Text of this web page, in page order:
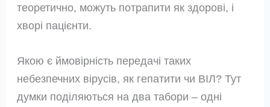
теоретично, можуть потрапити як здорові, і
хворі пацієнти.
Якою є ймовірність передачі таких
небезпечних вірусів, як гепатити чи ВІЛ? Тут
думки поділяються на два табори – одні